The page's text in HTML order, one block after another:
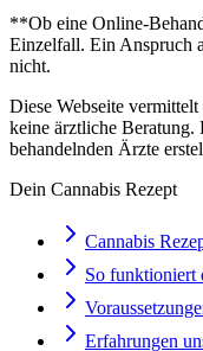
**Ob eine Online-
Einzelfall. Ein Anspruch
nicht.
Diese Webseite
keine ärztliche
behandelnden Ärzte
Dein Cannabis Rezept
Cannabis
So funktioniert
Erfahrungen